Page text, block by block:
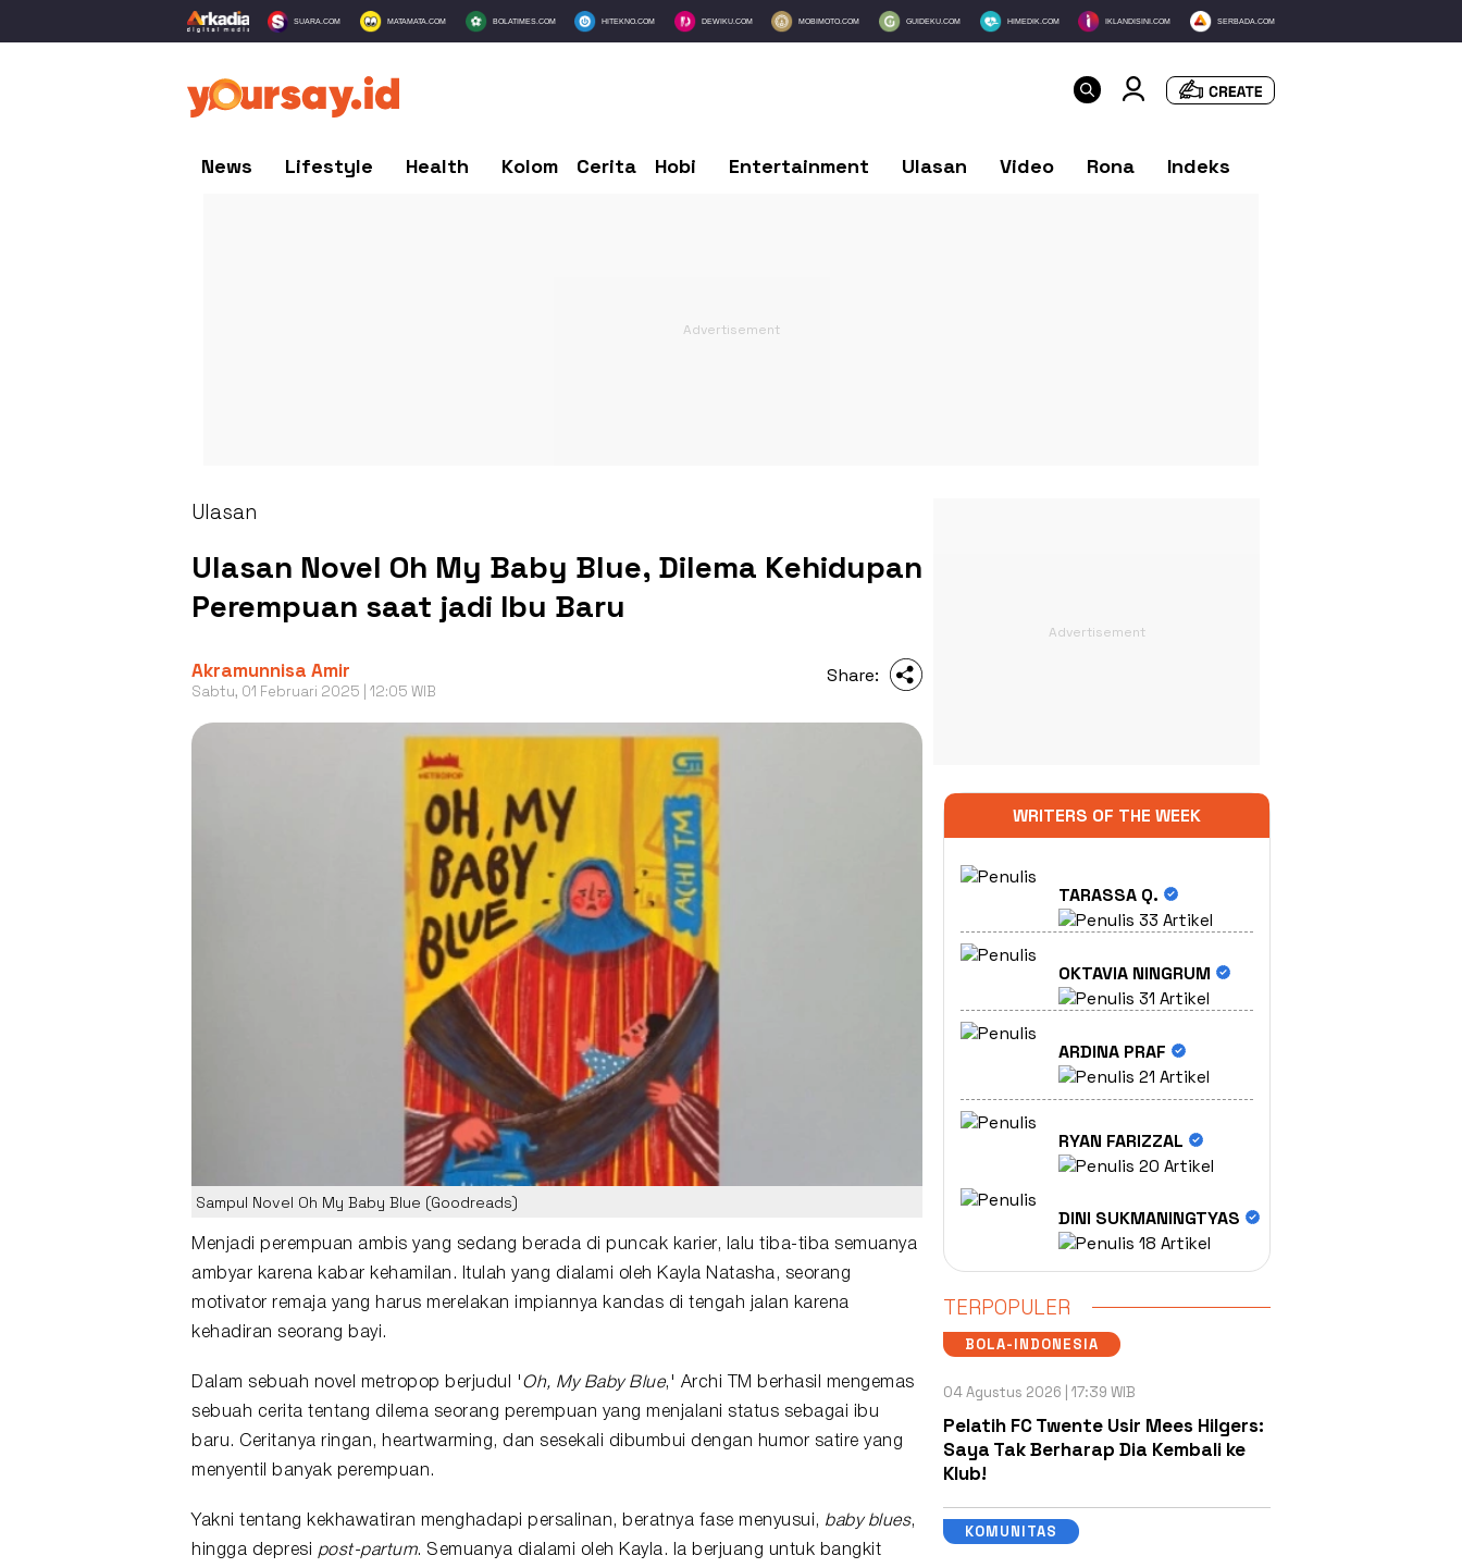
SUARA.COM MATAMATA.COM BOLATIMES.COM HITEKNO.COM DEWIKU.COM MOBIMOTO.COM GUIDEKU.COM HIMEDIK.COM IKLANDISINI.COM SERBADA.COM
News Lifestyle Health Kolom Cerita Hobi Entertainment Ulasan Video Rona Indeks
Ulasan
Ulasan Novel Oh My Baby Blue, Dilema Kehidupan
Perempuan saat jadi Ibu Baru
Akramunnisa Amir
Sabtu, 01 Februari 2025 | 12:05 WIB
Share:
Sampul Novel Oh My Baby Blue (Goodreads)
Menjadi perempuan ambis yang sedang berada di puncak karier, lalu tiba-tiba semuanya
ambyar karena kabar kehamilan. Itulah yang dialami oleh Kayla Natasha, seorang
motivator remaja yang harus merelakan impiannya kandas di tengah jalan karena
kehadiran seorang bayi.
Dalam sebuah novel metropop berjudul ' Oh, My Baby Blue,' Archi TM berhasil mengemas
sebuah cerita tentang dilema seorang perempuan yang menjalani status sebagai
ibu
baru. Ceritanya ringan, heartwarming, dan sesekali dibumbui dengan humor satire yang
menyentil banyak perempuan.
Yakni tentang kekhawatiran menghadapi persalinan, beratnya fase menyusui, baby blues,
hingga depresi
post-partum. Semuanya dialami oleh Kayla. Ia berjuang untuk bangkit
WRITERS OF THE WEEK
TARASSA Q.
33 Artikel
OKTAVIA NINGRUM
31 Artikel
ARDINA PRAF
21 Artikel
RYAN FARIZZAL
20 Artikel
DINI SUKMANINGTYAS
18 Artikel
TERPOPULER
BOLA-INDONESIA
04 Agustus 2026 | 17:39 WIB
Pelatih FC Twente Usir Mees Hilgers:
Saya Tak Berharap Dia Kembali ke
Klub!
KOMUNITAS